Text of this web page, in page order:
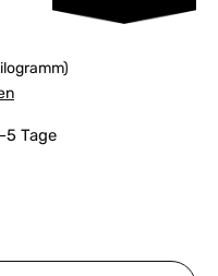
Tage